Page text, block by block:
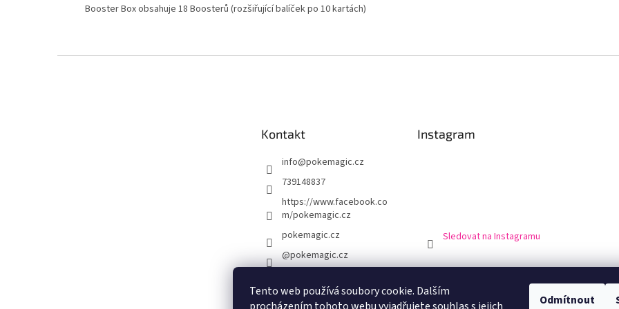
Tento web používá soubory cookie. Dalším
Odmítnout
Booster Box obsahuje 18 Boosterů (rozšiřující balíček po 10 kartách)
Kontakt
info@pokemagic.cz
739148837
https://www.facebook.co
m/pokemagic.cz
pokemagic.cz
@pokemagic.cz
Instagram
Sledovat na Instagramu
Obchodní podmínky Podmínky ochrany osobní údajů Doprava a platba